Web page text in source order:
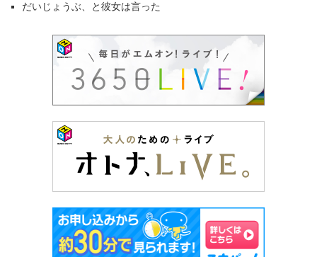
だいじょうぶ、と彼女は言った